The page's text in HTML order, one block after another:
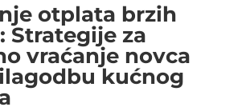
otplata brzih
Strategije za
vraćanje novca
kućnog